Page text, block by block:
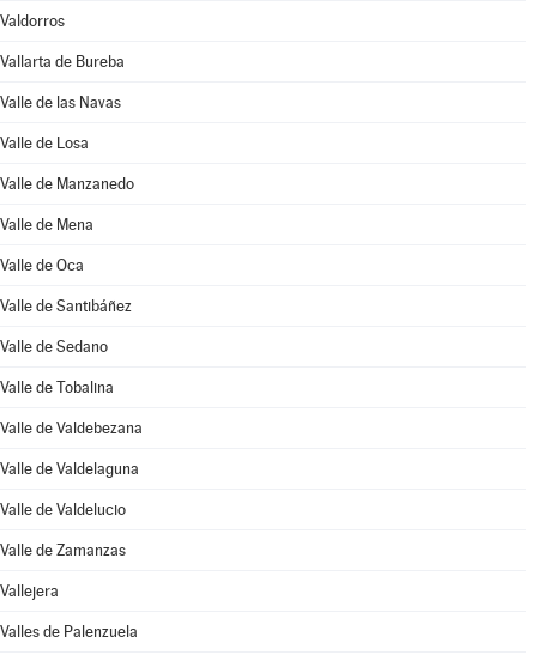
Valdorros
Vallarta de Bureba
Valle de las Navas
Valle de Losa
Valle de Manzanedo
Valle de Mena
Valle de Oca
Valle de Santibáñez
Valle de Sedano
Valle de Tobalina
Valle de Valdebezana
Valle de Valdelaguna
Valle de Valdelucio
Valle de Zamanzas
Vallejera
Valles de Palenzuela